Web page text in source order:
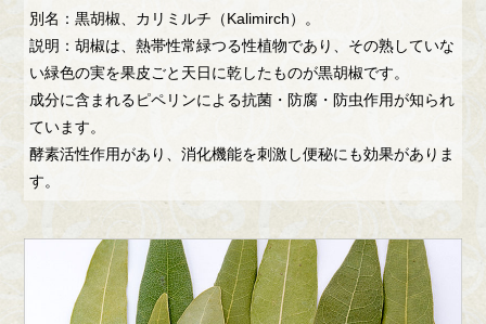
別名：黒胡椒、カリミルチ（Kalimirch）。
説明：胡椒は、熱帯性常緑つる性植物であり、その熟していな
い緑色の実を果皮ごと天日に乾したものが黒胡椒です。
成分に含まれるピペリンによる抗菌・防腐・防虫作用が知られ
ています。
酵素活性作用があり、消化機能を刺激し便秘にも効果がありま
す。